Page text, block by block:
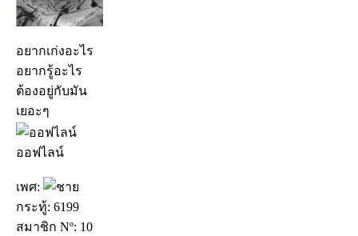
อยากเก่งอะไร
อยากรู้อะไร
ต้องอยู่กับมัน
เยอะๆ
ออฟไลน์
เพศ:
กระทู้: 6199
สมาชิก Nº: 10